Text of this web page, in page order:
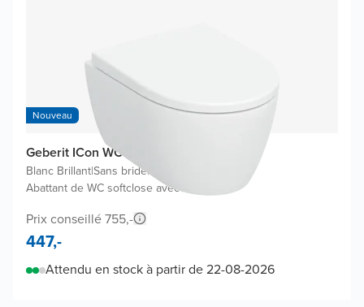
Nouveau
Geberit ICon WC suspendu compact
Blanc Brillant|Sans bride|
Abattant de WC softclose avec easyclean
Prix conseillé 755,-
447,-
Attendu en stock à partir de 22-08-2026